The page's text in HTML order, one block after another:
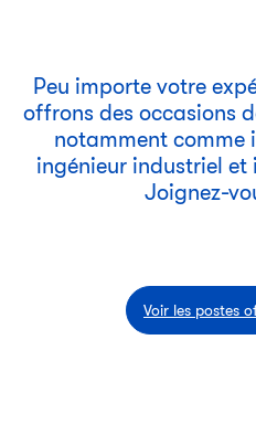
Peu importe votre
offrons des occasions
notamment comme
ingénieur industriel
Joignez-
Voir les postes